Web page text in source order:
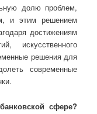
долю проблем,
и этим решением
достижениям
искусственного
решения для
современные
сфере?